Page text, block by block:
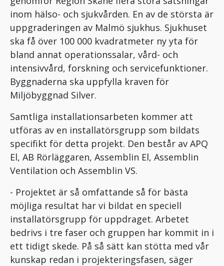
inom hälso- och sjukvården. En av de största är
uppgraderingen av Malmö sjukhus. Sjukhuset
ska få över 100 000 kvadratmeter ny yta för
bland annat operationssalar, vård- och
intensivvård, forskning och servicefunktioner.
Byggnaderna ska uppfylla kraven för
Miljöbyggnad Silver.
Samtliga installationsarbeten kommer att
utföras av en installatörsgrupp som bildats
specifikt för detta projekt. Den består av APQ
El, AB Rörläggaren, Assemblin El, Assemblin
Ventilation och Assemblin VS.
- Projektet är så omfattande så för bästa
möjliga resultat har vi bildat en speciell
installatörsgrupp för uppdraget. Arbetet
bedrivs i tre faser och gruppen har kommit in i
ett tidigt skede. På så sätt kan stötta med vår
kunskap redan i projekteringsfasen, säger